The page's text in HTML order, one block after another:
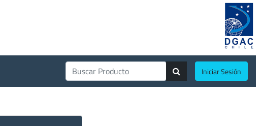
Iniciar Sesión